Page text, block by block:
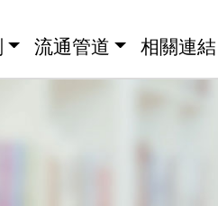
流通管道 相關連結